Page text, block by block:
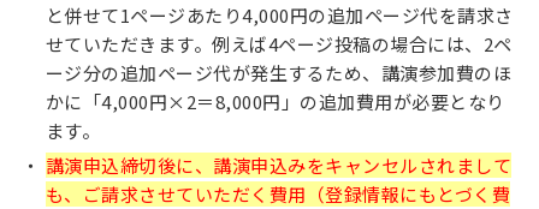
と併せて1ページあたり4,000円の追加ページ代を請求さ
せていただきます。例えば4ページ投稿の場合には、2ペ
ージ分の追加ページ代が発生するため、講演参加費のほ
かに「4,000円×2＝8,000円」の追加費用が必要となり
ます。
講演申込締切後に、講演申込みをキャンセルされまして
も、ご請求させていただく費用（登録情報にもとづく費